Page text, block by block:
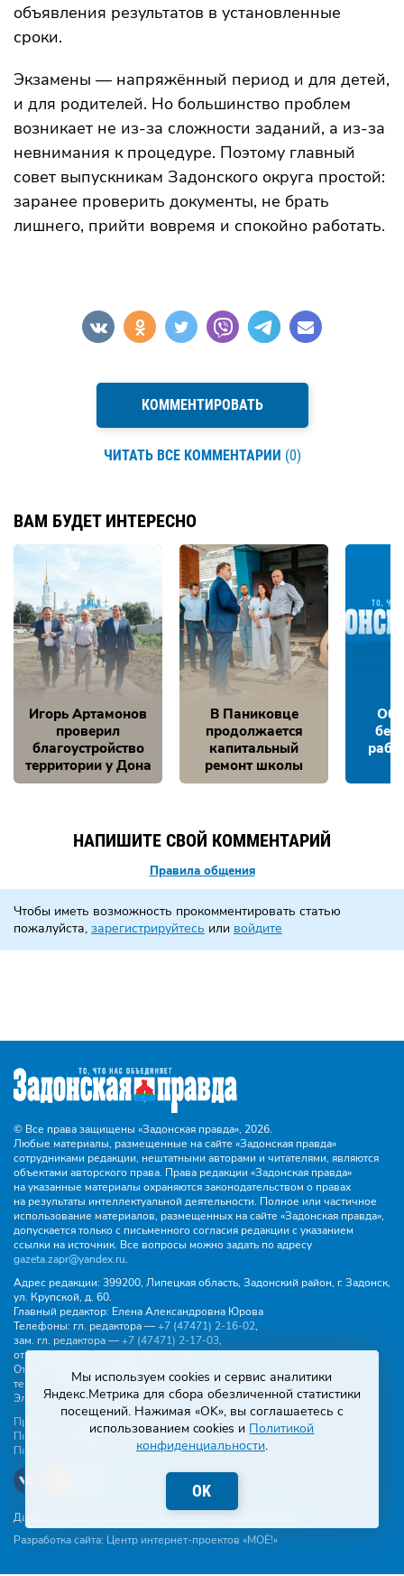
объявления результатов в установленные
сроки.
Экзамены — напряжённый период и для детей,
и для родителей. Но большинство проблем
возникает не из-за сложности заданий, а из-за
невнимания к процедуре. Поэтому главный
совет выпускникам Задонского округа простой:
заранее проверить документы, не брать
лишнего, прийти вовремя и спокойно работать.
КОММЕНТИРОВАТЬ
ЧИТАТЬ ВСЕ КОММЕНТАРИИ (0)
ВАМ БУДЕТ ИНТЕРЕСНО
Игорь Артамонов
проверил
благоустройство
территории у Дона
В Паниковце
продолжается
капитальный
ремонт школы
НАПИШИТЕ СВОЙ КОММЕНТАРИЙ
Правила общения
Чтобы иметь возможность прокомментировать статью
пожалуйста, зарегистрируйтесь или войдите
© Все права защищены «Задонская правда», 2026.
Любые материалы, размещенные на сайте «Задонская правда»
сотрудниками редакции, нештатными авторами и читателями, являются
объектами авторского права. Права редакции «Задонская правда»
на указанные материалы охраняются законодательством о правах
на результаты интеллектуальной деятельности. Полное или частичное
использование материалов, размещенных на сайте «Задонская правда»,
допускается только с письменного согласия редакции с указанием
ссылки на источник. Все вопросы можно задать по адресу
gazeta.zapr@yandex.ru.
Адрес редакции: 399200, Липецкая область, Задонский район, г. Задонск,
ул. Крупской, д. 60.
Главный редактор: Елена Александровна Юрова
Телефоны: гл. редактора —+7 (47471) 2‑16‑02,
зам. гл. редактора —+7 (47471) 2‑17‑03,
отдела писем —+7 (47471) 2‑11‑95.
Отдел рекламы и объявлений:
тел.
+7 (47471) 2‑43‑88, эл. почта -buh.gzp@yandex.ru
Эл. почта:gazeta.zapr@yandex.ru
Правила общения
Политика конфиденциальности
Пользовательское соглашение
Данные погоды предоставляются сервисом
Разработка сайта: Центр интернет-проектов «МОЁ!»
Мы используем cookies и сервис аналитики
Яндекс.Метрика для сбора обезличенной статистики
посещений. Нажимая «OK», вы соглашаетесь с
использованием cookies и Политикой
конфиденциальности.
OK